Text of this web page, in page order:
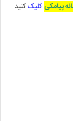
پیامکی کلیککنید